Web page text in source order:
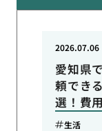
愛知県
頼でき
選！費
2026.07.06
生活